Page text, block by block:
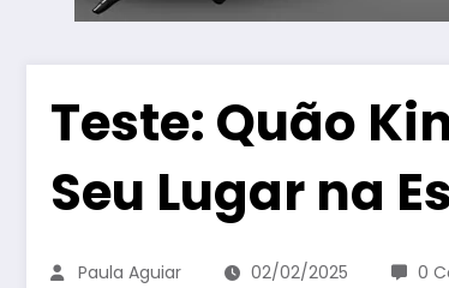
Teste: Quão
Seu Lugar na
Paula Aguiar 02/02/2025 0